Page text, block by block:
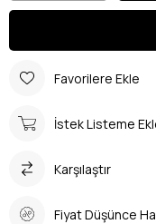
Favorilere Ekle
İstek Listeme
Karşılaştır
Fiyat Düşünce